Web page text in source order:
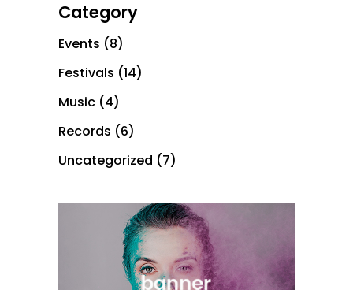
Category
Events (8)
Festivals (14)
Music (4)
Records (6)
Uncategorized (7)